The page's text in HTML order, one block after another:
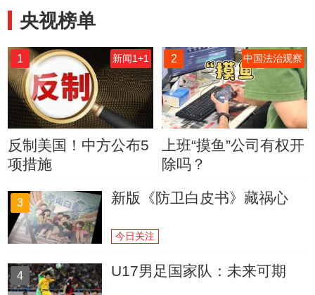
央视榜单
1 新闻1+1
反制美国！中方公布5
项措施
2 中国法治观察
上班“摸鱼”公司有权开
除吗？
3 新版《防卫白皮书》藏祸心
今日关注
4 U17男足国家队：未来可期